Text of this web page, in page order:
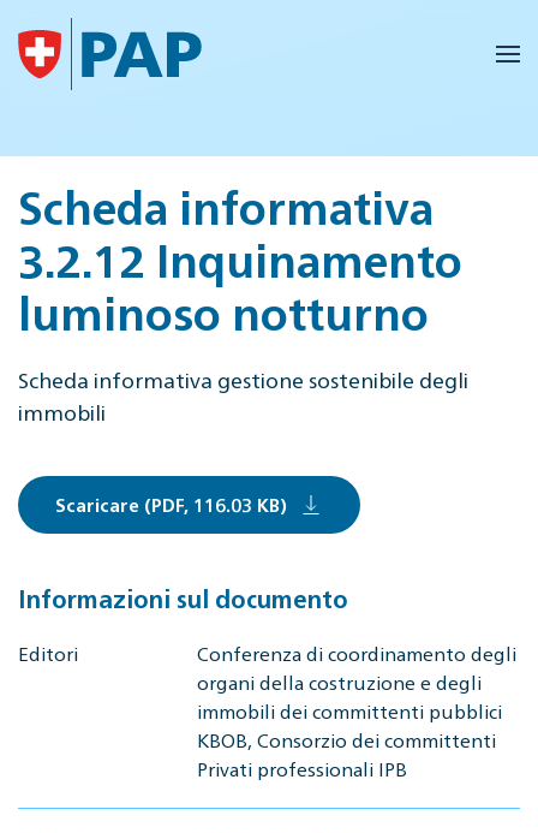
Skip to main content
Scheda informativa
3.2.12 Inquinamento
luminoso notturno
Scheda informativa gestione sostenibile degli
immobili
Scaricare (PDF, 116.03 KB)
Informazioni sul documento
Editori
Conferenza di coordinamento degli
organi della costruzione e degli
immobili dei committenti pubblici
KBOB, Consorzio dei committenti
Privati professionali IPB